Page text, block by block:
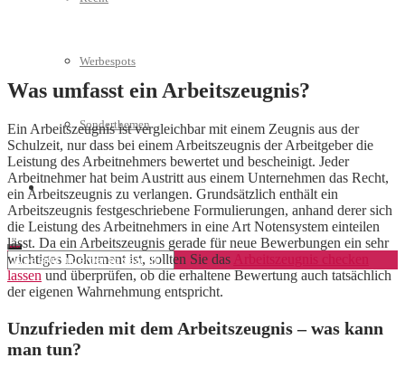
Werbespots
Sonderthemen
Geschäftskonto eröffnen
Was umfasst ein Arbeitszeugnis?
Ein Arbeitszeugnis ist vergleichbar mit einem Zeugnis aus der
Schulzeit, nur dass bei einem Arbeitszeugnis der Arbeitgeber die
Leistung des Arbeitnehmers bewertet und bescheinigt. Jeder
Arbeitnehmer hat beim Austritt aus einem Unternehmen das Recht,
ein Arbeitszeugnis zu verlangen. Grundsätzlich enthält ein
Arbeitszeugnis festgeschriebene Formulierungen, anhand derer sich
die Leistung des Arbeitnehmers in eine Art Notensystem einteilen
lässt. Da ein Arbeitszeugnis gerade für neue Bewerbungen ein sehr
wichtiges Dokument ist, sollten Sie das Arbeitszeugnis checken
lassen und überprüfen, ob die erhaltene Bewertung auch tatsächlich
der eigenen Wahrnehmung entspricht.
Unzufrieden mit dem Arbeitszeugnis – was kann
man tun?